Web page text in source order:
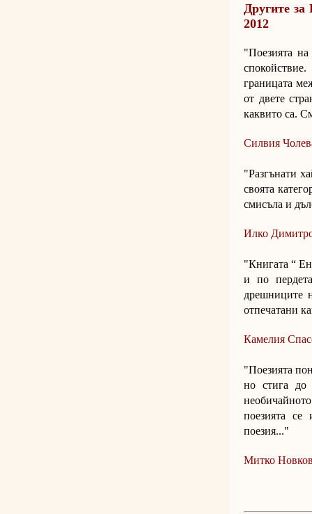
Другите
2012
"Поезията
границата
от двете
каквито са.
Силвия
"Разгънати
своята
смисъла и
Илко
"Книгата “
и по
дрешниците
отпечатани
Камелия
"Поезията
но стига до
поезията се
поезия..."
Митко